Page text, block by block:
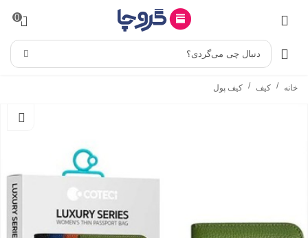
0
دنبال چی می‌گردی؟
خانه / کیف / کیف پول